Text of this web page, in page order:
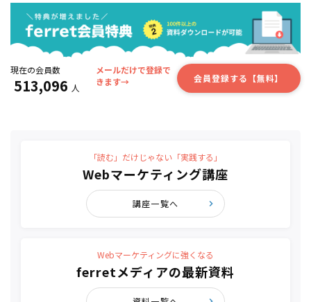
現在の会員数
513,096 人
メールだけで登録で
きます→
会員登録する【無料】
「読む」だけじゃない「実践する」
Webマーケティング講座
講座一覧へ
Webマーケティングに強くなる
ferretメディアの最新資料